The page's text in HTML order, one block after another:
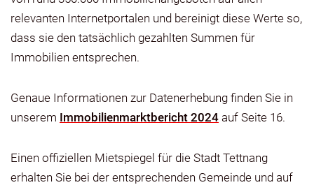
relevanten Internetportalen und bereinigt diese Werte so,
dass sie den tatsächlich gezahlten Summen für
Immobilien entsprechen.
Genaue Informationen zur Datenerhebung finden Sie in
unserem Immobilienmarktbericht 2024 auf Seite 16.
Einen offiziellen Mietspiegel für die Stadt Tettnang
erhalten Sie bei der entsprechenden Gemeinde und auf